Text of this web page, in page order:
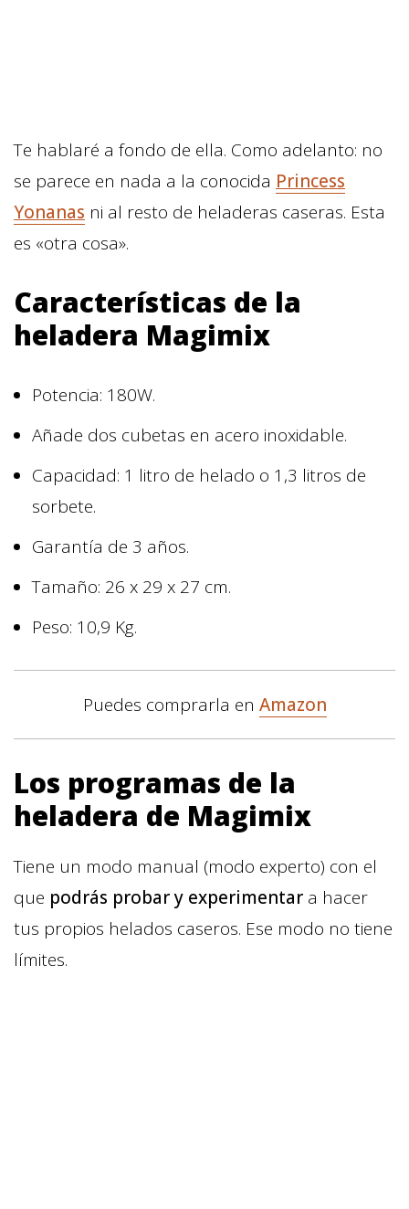
Te hablaré a fondo de ella. Como adelanto: no
se parece en nada a la conocida Princess
Yonanas ni al resto de heladeras caseras. Esta
es «otra cosa».
Características de la
heladera Magimix
Potencia: 180W.
Añade dos cubetas en acero inoxidable.
Capacidad: 1 litro de helado o 1,3 litros de
sorbete.
Garantía de 3 años.
Tamaño: 26 x 29 x 27 cm.
Peso: 10,9 Kg.
Puedes comprarla en Amazon
Los programas de la
heladera de Magimix
Tiene un modo manual (modo experto) con el
que podrás probar y experimentar a hacer
tus propios helados caseros. Ese modo no tiene
límites.